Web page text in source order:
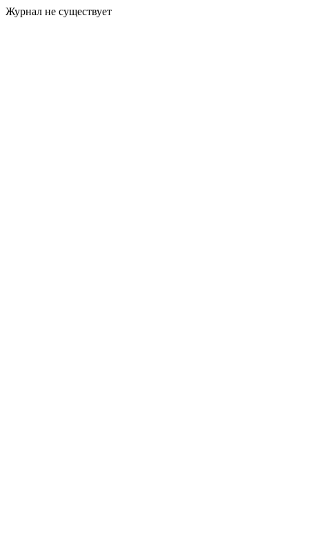
Журнал не существует